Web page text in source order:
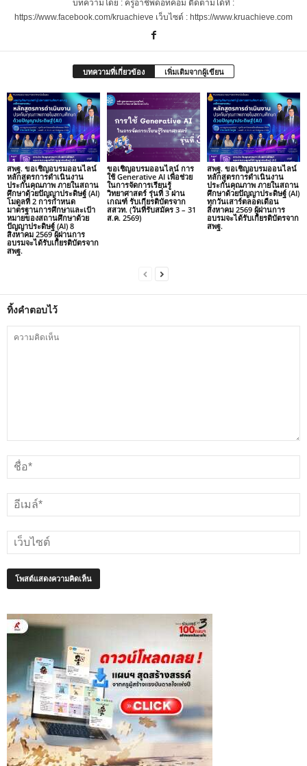
บทความโดย : ครูอาชีพดอทคอม ติดตามได้ที่ :
https://www.facebook.com/kruachieve เว็บไซต์ : https://www.kruachieve.com
บทความที่เกี่ยวข้อง เพิ่มเติมจากผู้เขียน
สพฐ. ขอเชิญอบรมออนไลน์
หลักสูตรการดำเนินงาน
ประกันคุณภาพ ภายในสถาน
ศึกษาด้วยปัญญาประดิษฐ์ (AI)
โมดูลที่ 2 การกำหนด
มาตรฐานการศึกษาและเป้า
หมายของสถานศึกษาด้วย
ปัญญาประดิษฐ์ (AI) 8
สิงหาคม 2569 ผู้ผ่านการ
อบรมจะได้รับเกียรติบัตรจาก
สพฐ.
ขอเชิญอบรมออนไลน์ การ
ใช้ Generative AI เพื่อช่วย
ในการจัดการเรียนรู้
วิทยาศาสตร์ รุ่นที่ 3 ผ่าน
เกณฑ์ รับเกียรติบัตรจาก
สสวท. (วันที่รับสมัคร 3 – 31
ส.ค. 2569)
สพฐ. ขอเชิญอบรมออนไลน์
หลักสูตรการดำเนินงาน
ประกันคุณภาพ ภายในสถาน
ศึกษาด้วยปัญญาประดิษฐ์ (AI)
ทุกวันเสาร์ตลอดเดือน
สิงหาคม 2569 ผู้ผ่านการ
อบรมจะได้รับเกียรติบัตรจาก
สพฐ.
ทิ้งคำตอบไว้